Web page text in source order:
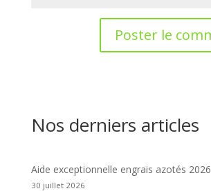
Nos derniers articles
Aide exceptionnelle engrais azotés 2026
30 juillet 2026